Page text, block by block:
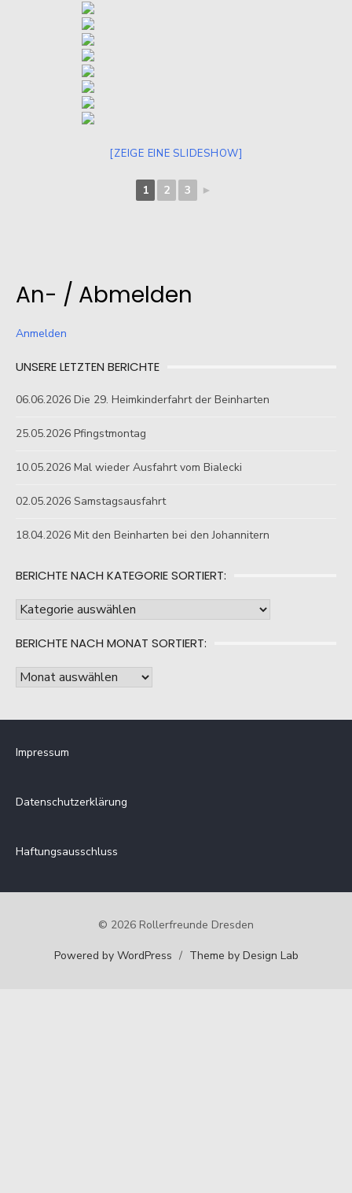
[ZEIGE EINE SLIDESHOW]
1 2 3 ►
An- / Abmelden
Anmelden
UNSERE LETZTEN BERICHTE
06.06.2026 Die 29. Heimkinderfahrt der Beinharten
25.05.2026 Pfingstmontag
10.05.2026 Mal wieder Ausfahrt vom Bialecki
02.05.2026 Samstagsausfahrt
18.04.2026 Mit den Beinharten bei den Johannitern
BERICHTE NACH KATEGORIE SORTIERT:
Berichte
Kategorie
sortiert:
BERICHTE NACH MONAT SORTIERT:
Berichte
Impressum
Datenschutzerklärung
Haftungsausschluss
© 2026 Rollerfreunde Dresden
Powered by WordPress / Theme by Design Lab